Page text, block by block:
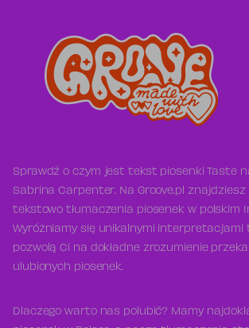
Sprawdź o czym jest tekst piosenki Taste
Sabrina Carpenter. Na Groove.pl znajdziesz
tekstowo tłumaczenia piosenek w polskim
Wyróżniamy się unikalnymi interpretacjami
pozwolą Ci na dokładne zrozumienie
ulubionych piosenek.
Dlaczego warto nas polubić? Mamy